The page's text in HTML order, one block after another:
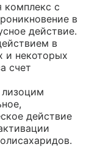
комплекс с
в
действие.
в
и некоторых
счет
действие